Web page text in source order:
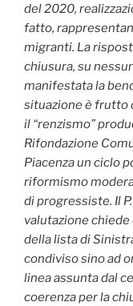
del 2020,
fatto,
migranti. La
chiusura, su
manifestata la
situazione è frutto
il “renzismo”
Rifondazione
Piacenza un ciclo
riformismo
di progressiste. Il
valutazione
della lista di
condiviso sino ad
linea assunta dal
coerenza per la